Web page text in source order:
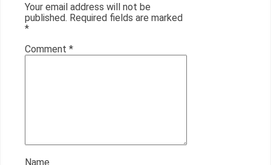
Your email address will not be
published. Required fields are marked
*
Comment *
Name